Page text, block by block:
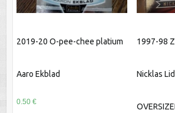
2019-20 O-pee-chee platium
Aaro Ekblad
0.50 €
1997-98
Nicklas